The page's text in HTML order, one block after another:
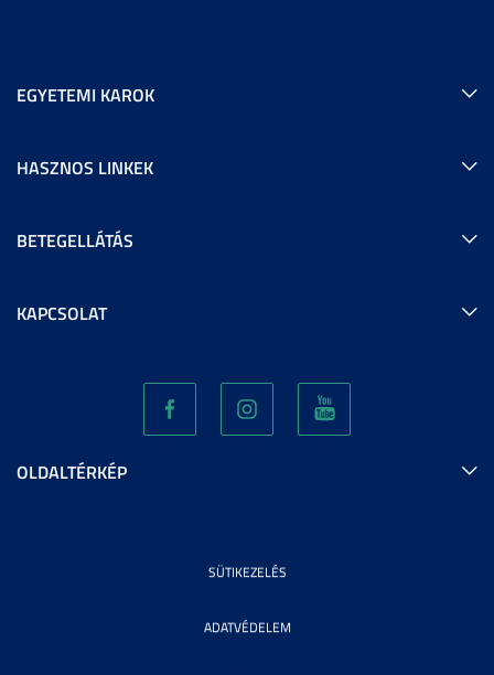
EGYETEMI KAROK
HASZNOS LINKEK
BETEGELLÁTÁS
KAPCSOLAT
OLDALTÉRKÉP
SÜTIKEZELÉS
ADATVÉDELEM